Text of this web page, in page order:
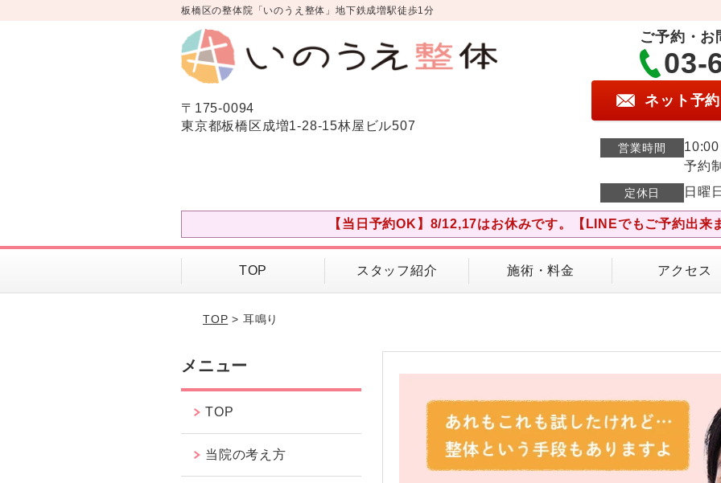
板橋区の整体院「いのうえ整体」地下鉄成増駅徒歩1分
〒175-0094
東京都板橋区成増1-28-15林屋ビル507
ご予約・お
03-
ネット予約
営業時間
予約
定休日 日曜
【当日予約OK】8/12,17はお休みです。【LINEでもご予約出来
TOP スタッフ紹介 施術・料金 アクセス
TOP > 耳鳴り
メニュー
TOP
当院の考え方